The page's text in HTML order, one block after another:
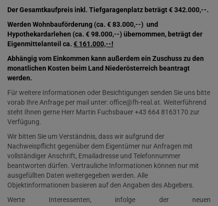
Der Gesamtkaufpreis inkl. Tiefgaragenplatz beträgt € 342.000,--.
Werden Wohnbauförderung (ca. € 83.000,--) und
Hypothekardarlehen (ca. € 98.000,--) übernommen, beträgt der
Eigenmittelanteil ca. € 161.000,--!
Abhängig vom Einkommen kann außerdem ein Zuschuss zu den
monatlichen Kosten beim Land Niederösterreich beantragt
werden.
Für weitere Informationen oder Besichtigungen senden Sie uns bitte
vorab Ihre Anfrage per mail unter: office@fh-real.at. Weiterführend
steht Ihnen gerne Herr Martin Fuchsbauer +43 664 8163170 zur
Verfügung.
Wir bitten Sie um Verständnis, dass wir aufgrund der
Nachweispflicht gegenüber dem Eigentümer nur Anfragen mit
vollständiger Anschrift, Emailadresse und Telefonnummer
beantworten dürfen. Vertrauliche Informationen können nur mit
ausgefüllten Daten weitergegeben werden. Alle
Objektinformationen basieren auf den Angaben des Abgebers.
Werte Interessenten, infolge der neuen